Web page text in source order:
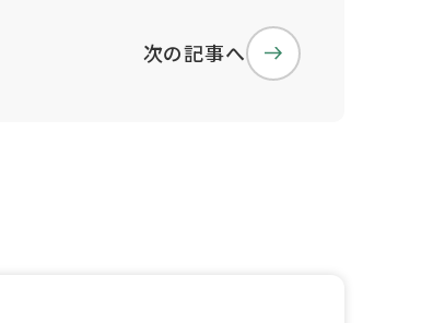
次の記事へ